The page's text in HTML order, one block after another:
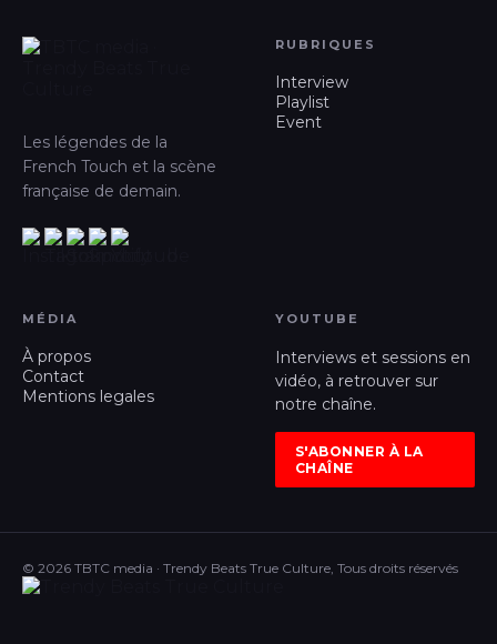
Les légendes de la
French Touch et la scène
française de demain.
RUBRIQUES
Interview
Playlist
Event
MÉDIA
À propos
Contact
Mentions legales
YOUTUBE
Interviews et sessions en
vidéo, à retrouver sur
notre chaîne.
S'ABONNER À LA
CHAÎNE
© 2026 TBTC media · Trendy Beats True Culture, Tous droits réservés